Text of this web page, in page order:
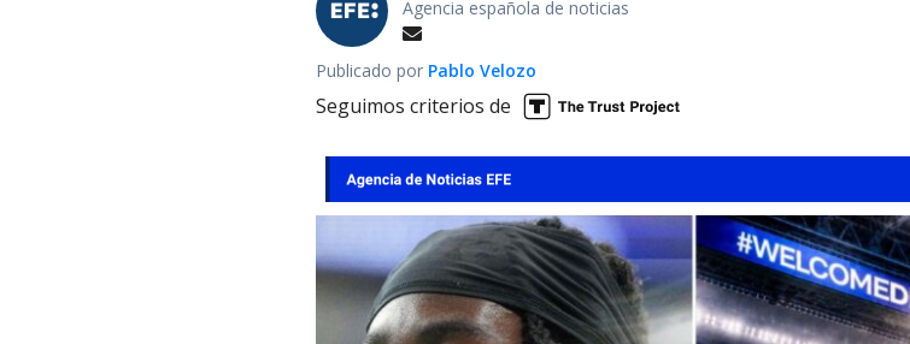
Agencia española de noticias
Publicado por Pablo Velozo
Seguimos criterios de